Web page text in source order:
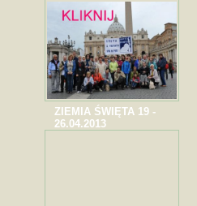
ZIEMIA ŚWIĘTA 19 -
26.04.2013